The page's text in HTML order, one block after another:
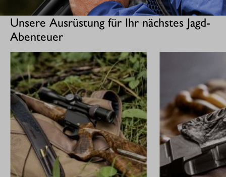
Unsere Ausrüstung für Ihr nächstes Jagd-
Abenteuer